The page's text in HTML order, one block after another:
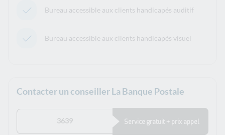
Bureau accessible aux clients handicapés auditif
Bureau accessible aux clients handicapés visuel
Contacter un conseiller La Banque Postale
3639 Service gratuit + prix appel